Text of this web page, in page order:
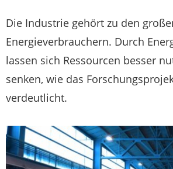
Die Industrie gehört zu den
Energieverbrauchern. Durch
lassen sich Ressourcen besser
senken, wie das
verdeutlicht.